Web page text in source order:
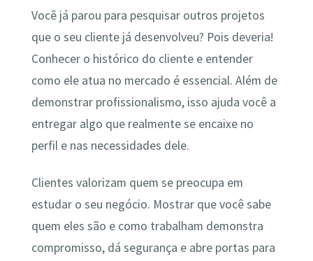
Você já parou para pesquisar outros projetos
que o seu cliente já desenvolveu? Pois deveria!
Conhecer o histórico do cliente e entender
como ele atua no mercado é essencial. Além de
demonstrar profissionalismo, isso ajuda você a
entregar algo que realmente se encaixe no
perfil e nas necessidades dele.
Clientes valorizam quem se preocupa em
estudar o seu negócio. Mostrar que você sabe
quem eles são e como trabalham demonstra
compromisso, dá segurança e abre portas para